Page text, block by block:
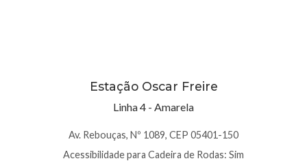
Estação Oscar Freire
Linha 4 - Amarela
Av. Rebouças, Nº 1089, CEP 05401-150
Acessibilidade para Cadeira de Rodas: Sim